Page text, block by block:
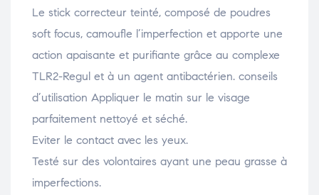
Le stick correcteur teinté, composé de poudres
soft focus, camoufle l’imperfection et apporte une
action apaisante et purifiante grâce au complexe
TLR2-Regul et à un agent antibactérien. conseils
d’utilisation Appliquer le matin sur le visage
parfaitement nettoyé et séché.
Eviter le contact avec les yeux.
Testé sur des volontaires ayant une peau grasse à
imperfections.